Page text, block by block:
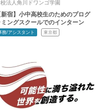
法人角川ドワンゴ学園
新宿】小中高校生のためのプログ
ミングスクールでのインターン
務/アシスタント 東京都